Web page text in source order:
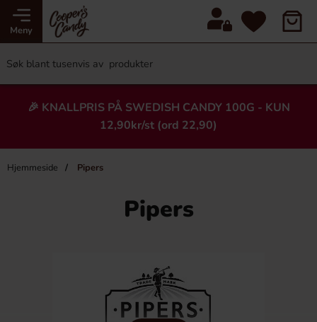
Meny
🎉 KNALLPRIS PÅ SWEDISH CANDY 100G - KUN
12,90kr/st (ord 22,90)
Hjemmeside Pipers
Pipers